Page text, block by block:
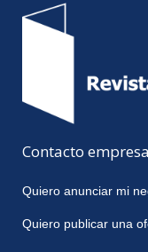
Contacto
Quiero anunciar mi
Quiero publicar una